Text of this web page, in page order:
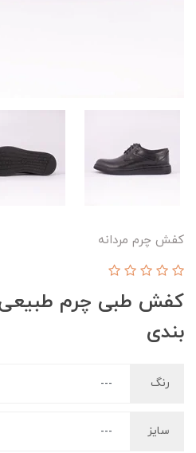
کفش چرم مردانه
کفش طبی چرم
بندی
رنگ
سایز